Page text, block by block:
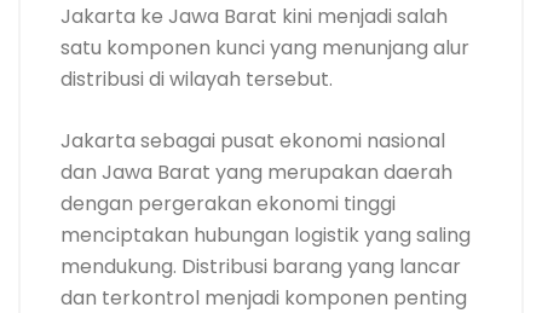
Jakarta ke Jawa Barat kini menjadi salah
satu komponen kunci yang menunjang alur
distribusi di wilayah tersebut.
Jakarta sebagai pusat ekonomi nasional
dan Jawa Barat yang merupakan daerah
dengan pergerakan ekonomi tinggi
menciptakan hubungan logistik yang saling
mendukung. Distribusi barang yang lancar
dan terkontrol menjadi komponen penting